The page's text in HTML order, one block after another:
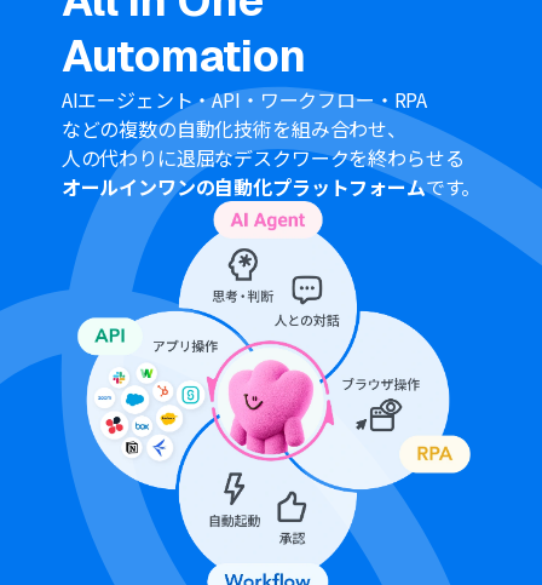
トリガーは5分、10分、15分、30分、60分の間隔で起動
間隔を選択できます。
プランによって最短の起動間隔が異なりますので、ご注意
ください。
Automation
AIエージェント・API・ワークフロー・RPA
などの複数の自動化技術を組み合わせ、
人の代わりに退屈なデスクワークを終わらせる
オールインワンの自動化プラットフォームです。